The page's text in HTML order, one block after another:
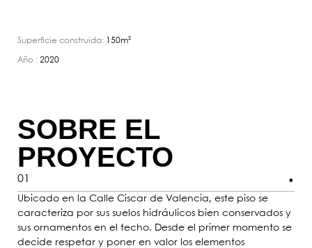
Superficie construida: 150m²
Año : 2020
SOBRE EL
PROYECTO
01
Ubicado en la Calle Ciscar de Valencia, este piso se
caracteriza por sus suelos hidráulicos bien conservados y
sus ornamentos en el techo. Desde el primer momento se
decide respetar y poner en valor los elementos